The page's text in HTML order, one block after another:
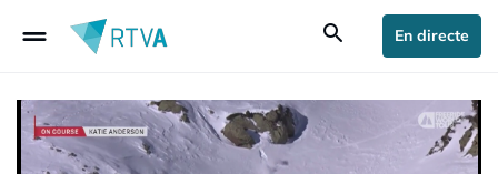
drag_handle search En directe